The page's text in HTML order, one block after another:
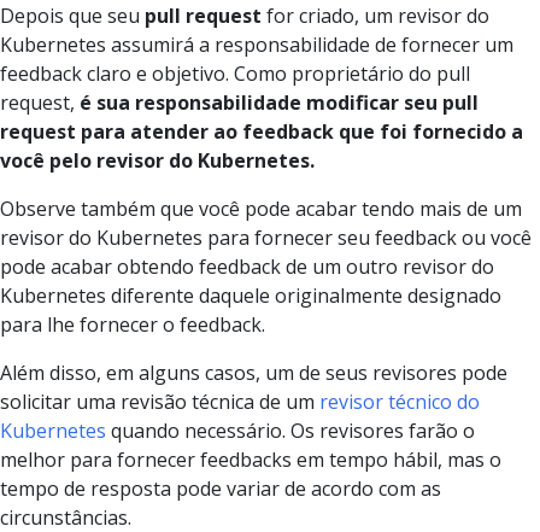
Depois que seu pull request for criado, um revisor do
Kubernetes assumirá a responsabilidade de fornecer um
feedback claro e objetivo. Como proprietário do pull
request, é sua responsabilidade modificar seu pull
request para atender ao feedback que foi fornecido a
você pelo revisor do Kubernetes.
Observe também que você pode acabar tendo mais de um
revisor do Kubernetes para fornecer seu feedback ou você
pode acabar obtendo feedback de um outro revisor do
Kubernetes diferente daquele originalmente designado
para lhe fornecer o feedback.
Além disso, em alguns casos, um de seus revisores pode
solicitar uma revisão técnica de um revisor técnico do
Kubernetes quando necessário. Os revisores farão o
melhor para fornecer feedbacks em tempo hábil, mas o
tempo de resposta pode variar de acordo com as
circunstâncias.